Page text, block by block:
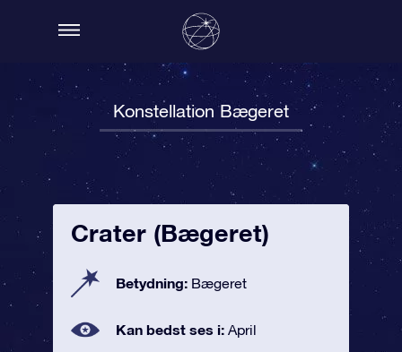
Konstellation Bægeret
Crater (Bægeret)
Betydning: Bægeret
Kan bedst ses i: April